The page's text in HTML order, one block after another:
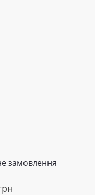
замовлення